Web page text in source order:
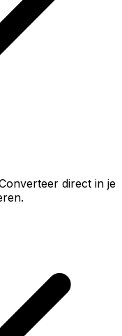
direct in je